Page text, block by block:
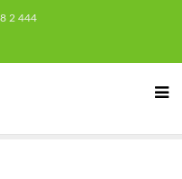
2 444